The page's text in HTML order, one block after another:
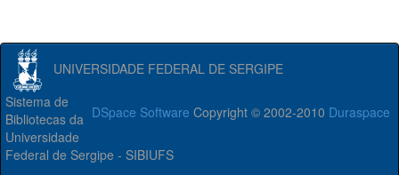
UNIVERSIDADE FEDERAL DE SERGIPE
DSpace Software Copyright © 2002-2010 Duraspace
Sistema de
Bibliotecas da
Universidade
Federal de Sergipe - SIBIUFS